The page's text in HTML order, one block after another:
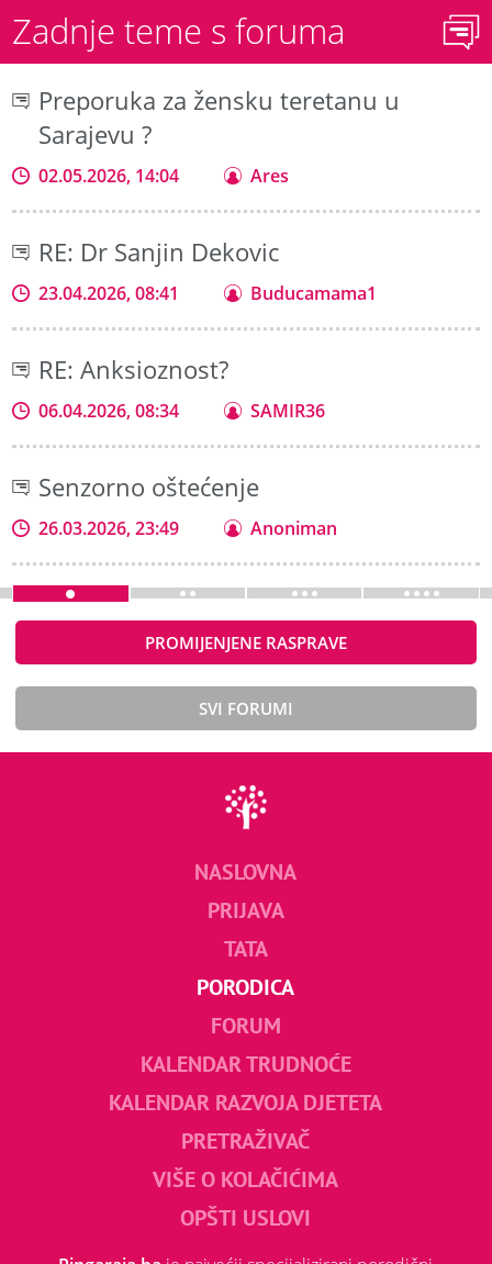
Zadnje teme s foruma
Preporuka za žensku teretanu u
Sarajevu ?
02.05.2026, 14:04 Ares
RE: Dr Sanjin Dekovic
23.04.2026, 08:41 Buducamama1
RE: Anksioznost?
06.04.2026, 08:34 SAMIR36
Senzorno oštećenje
26.03.2026, 23:49 Anoniman
PROMIJENJENE RASPRAVE
SVI FORUMI
NASLOVNA
PRIJAVA
TATA
PORODICA
FORUM
KALENDAR TRUDNOĆE
KALENDAR RAZVOJA DJETETA
PRETRAŽIVAČ
VIŠE O KOLAČIĆIMA
OPŠTI USLOVI